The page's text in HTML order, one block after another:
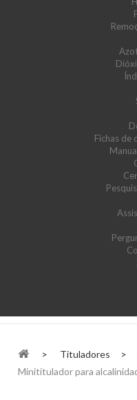
Fichas de
> Tituladores >
Minititulador para